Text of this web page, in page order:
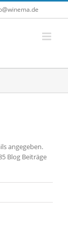
angegeben.
Blog Beiträge